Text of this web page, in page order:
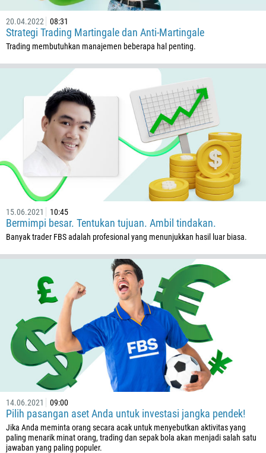
20.04.2022 08:31
Strategi Trading Martingale dan Anti-Martingale
Trading membutuhkan manajemen beberapa hal penting.
15.06.2021 10:45
Bermimpi besar. Tentukan tujuan. Ambil tindakan.
Banyak trader FBS adalah profesional yang menunjukkan hasil luar biasa.
14.06.2021 09:00
Pilih pasangan aset Anda untuk investasi jangka pendek!
Jika Anda meminta orang secara acak untuk menyebutkan aktivitas yang
paling menarik minat orang, trading dan sepak bola akan menjadi salah satu
jawaban yang paling populer.
Ditelepon kembali
Nomor telepon
1
93
355
1684
376
672
1268
54
374
297
61
43
994
1242
00:00 23:00
Masukkan email Anda
Tuliskan komentar Anda, jika dibutuhkan
TELEPON SAYA KEMBALI